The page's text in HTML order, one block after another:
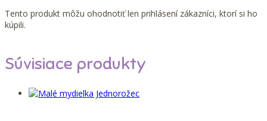
Tento produkt môžu ohodnotiť len prihlásení zákazníci, ktorí si ho
kúpili.
Súvisiace produkty